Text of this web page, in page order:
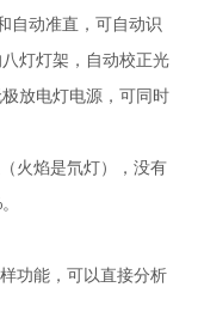
自动准直，可自动识
灯灯架，自动校正光
放电灯电源，可同时
火焰是氘灯），没有
功能，可以直接分析